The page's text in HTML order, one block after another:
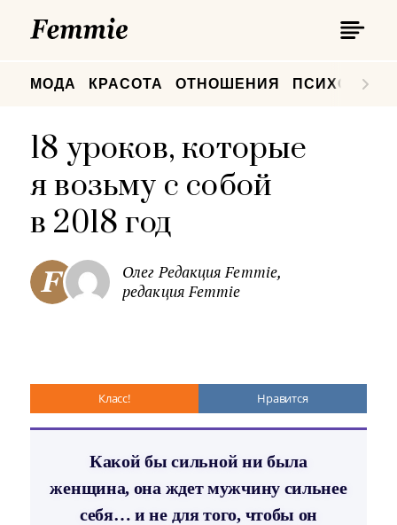
МОДА КРАСОТА ОТНОШЕНИЯ
18 уроков, которые
я возьму с собой
в 2018 год
Олег Редакция Femmie,
редакция Femmie
Класс! Нравится
Какой бы сильной ни была
женщина, она ждет мужчину сильнее
себя… и не для того, чтобы он